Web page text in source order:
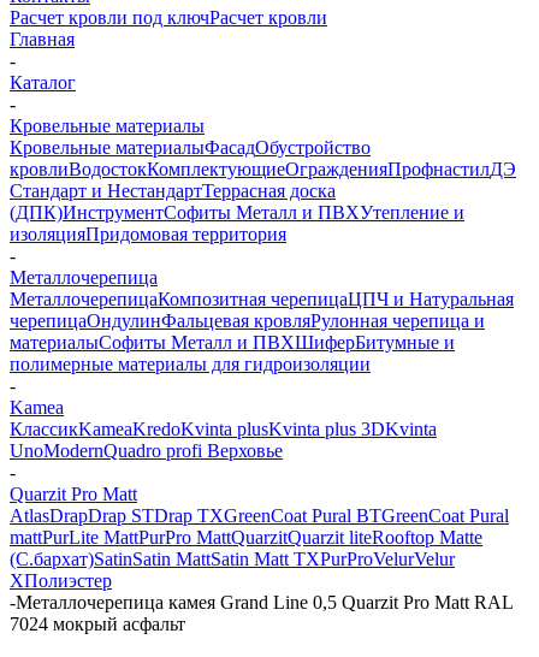
Расчет кровли под ключРасчет кровли
Главная
-
Каталог
-
Кровельные материалы
Кровельные материалыФасадОбустройство
кровлиВодостокКомплектующиеОгражденияПрофнастилДЭ
Стандарт и НестандартТеррасная доска
(ДПК)ИнструментСофиты Металл и ПВХУтепление и
изоляцияПридомовая территория
-
Металлочерепица
МеталлочерепицаКомпозитная черепицаЦПЧ и Натуральная
черепицаОндулинФальцевая кровляРулонная черепица и
материалыСофиты Металл и ПВХШиферБитумные и
полимерные материалы для гидроизоляции
-
Kamea
КлассикKameaKredoKvinta plusKvinta plus 3DKvinta
UnoModernQuadro profi Верховье
-
Quarzit Pro Matt
AtlasDrapDrap STDrap TХGreenCoat Pural BTGreenCoat Pural
mattPurLite MattPurPro MattQuarzitQuarzit liteRooftop Matte
(С.бархат)SatinSatin MattSatin Matt TXPurProVelurVelur
XПолиэстер
-Металлочерепица камея Grand Line 0,5 Quarzit Pro Matt RAL
7024 мокрый асфальт